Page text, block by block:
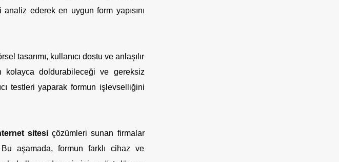
ederek en uygun form yapısını
tasarımı, kullanıcı dostu ve anlaşılır
kolayca doldurabileceği ve gereksiz
testleri yaparak formun işlevselliğini
sitesi çözümleri sunan firmalar
Bu aşamada, formun farklı cihaz ve